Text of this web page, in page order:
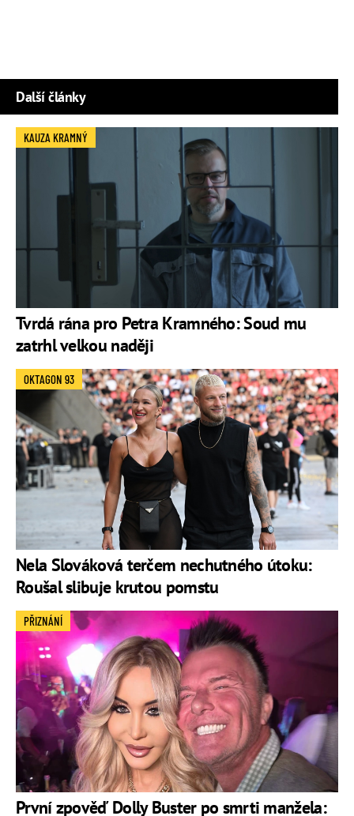
Další články
Tvrdá rána pro Petra Kramného: Soud mu
zatrhl velkou naději
KAUZA KRAMNÝ
Nela Slováková terčem nechutného útoku:
Roušal slibuje krutou pomstu
OKTAGON 93
První zpověď Dolly Buster po smrti manžela:
PŘIZNÁNÍ